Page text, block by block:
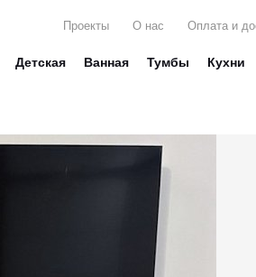
Проекты О нас Оплата и
Детская Ванная Тумбы Кухни